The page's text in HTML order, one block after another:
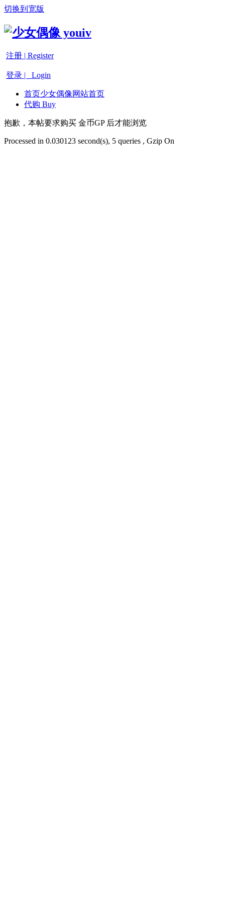
切换到宽版
注册 | Register
登录 | Login
首页少女偶像网站首页
代购 Buy
抱歉，本帖要求购买 金币GP 后才能浏览
Processed in 0.030123 second(s), 5 queries , Gzip On